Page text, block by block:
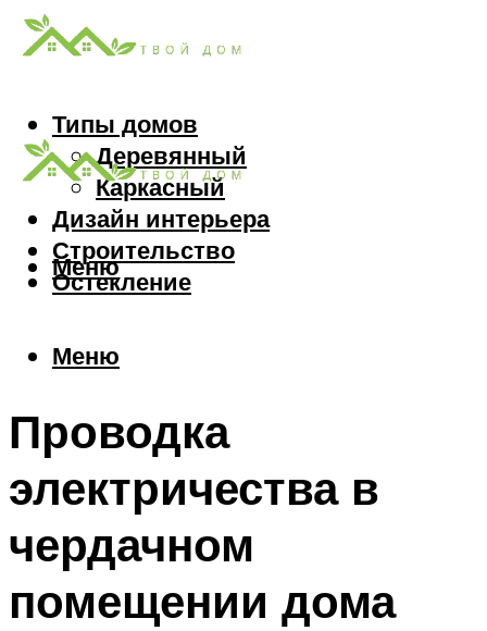
Типы домов
Деревянный
Каркасный
Дизайн интерьера
Строительство
Остекление
Меню
Меню
Проводка
электричества в
чердачном
помещении дома